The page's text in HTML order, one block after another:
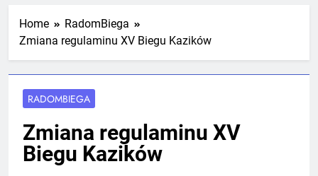
2 Tygodnie Temu
Krakowie
4 Tygodnie Temu
Home
RadomBiega
Zmiana regulaminu XV Biegu Kazików
RADOMBIEGA
Zmiana regulaminu XV
Biegu Kazików